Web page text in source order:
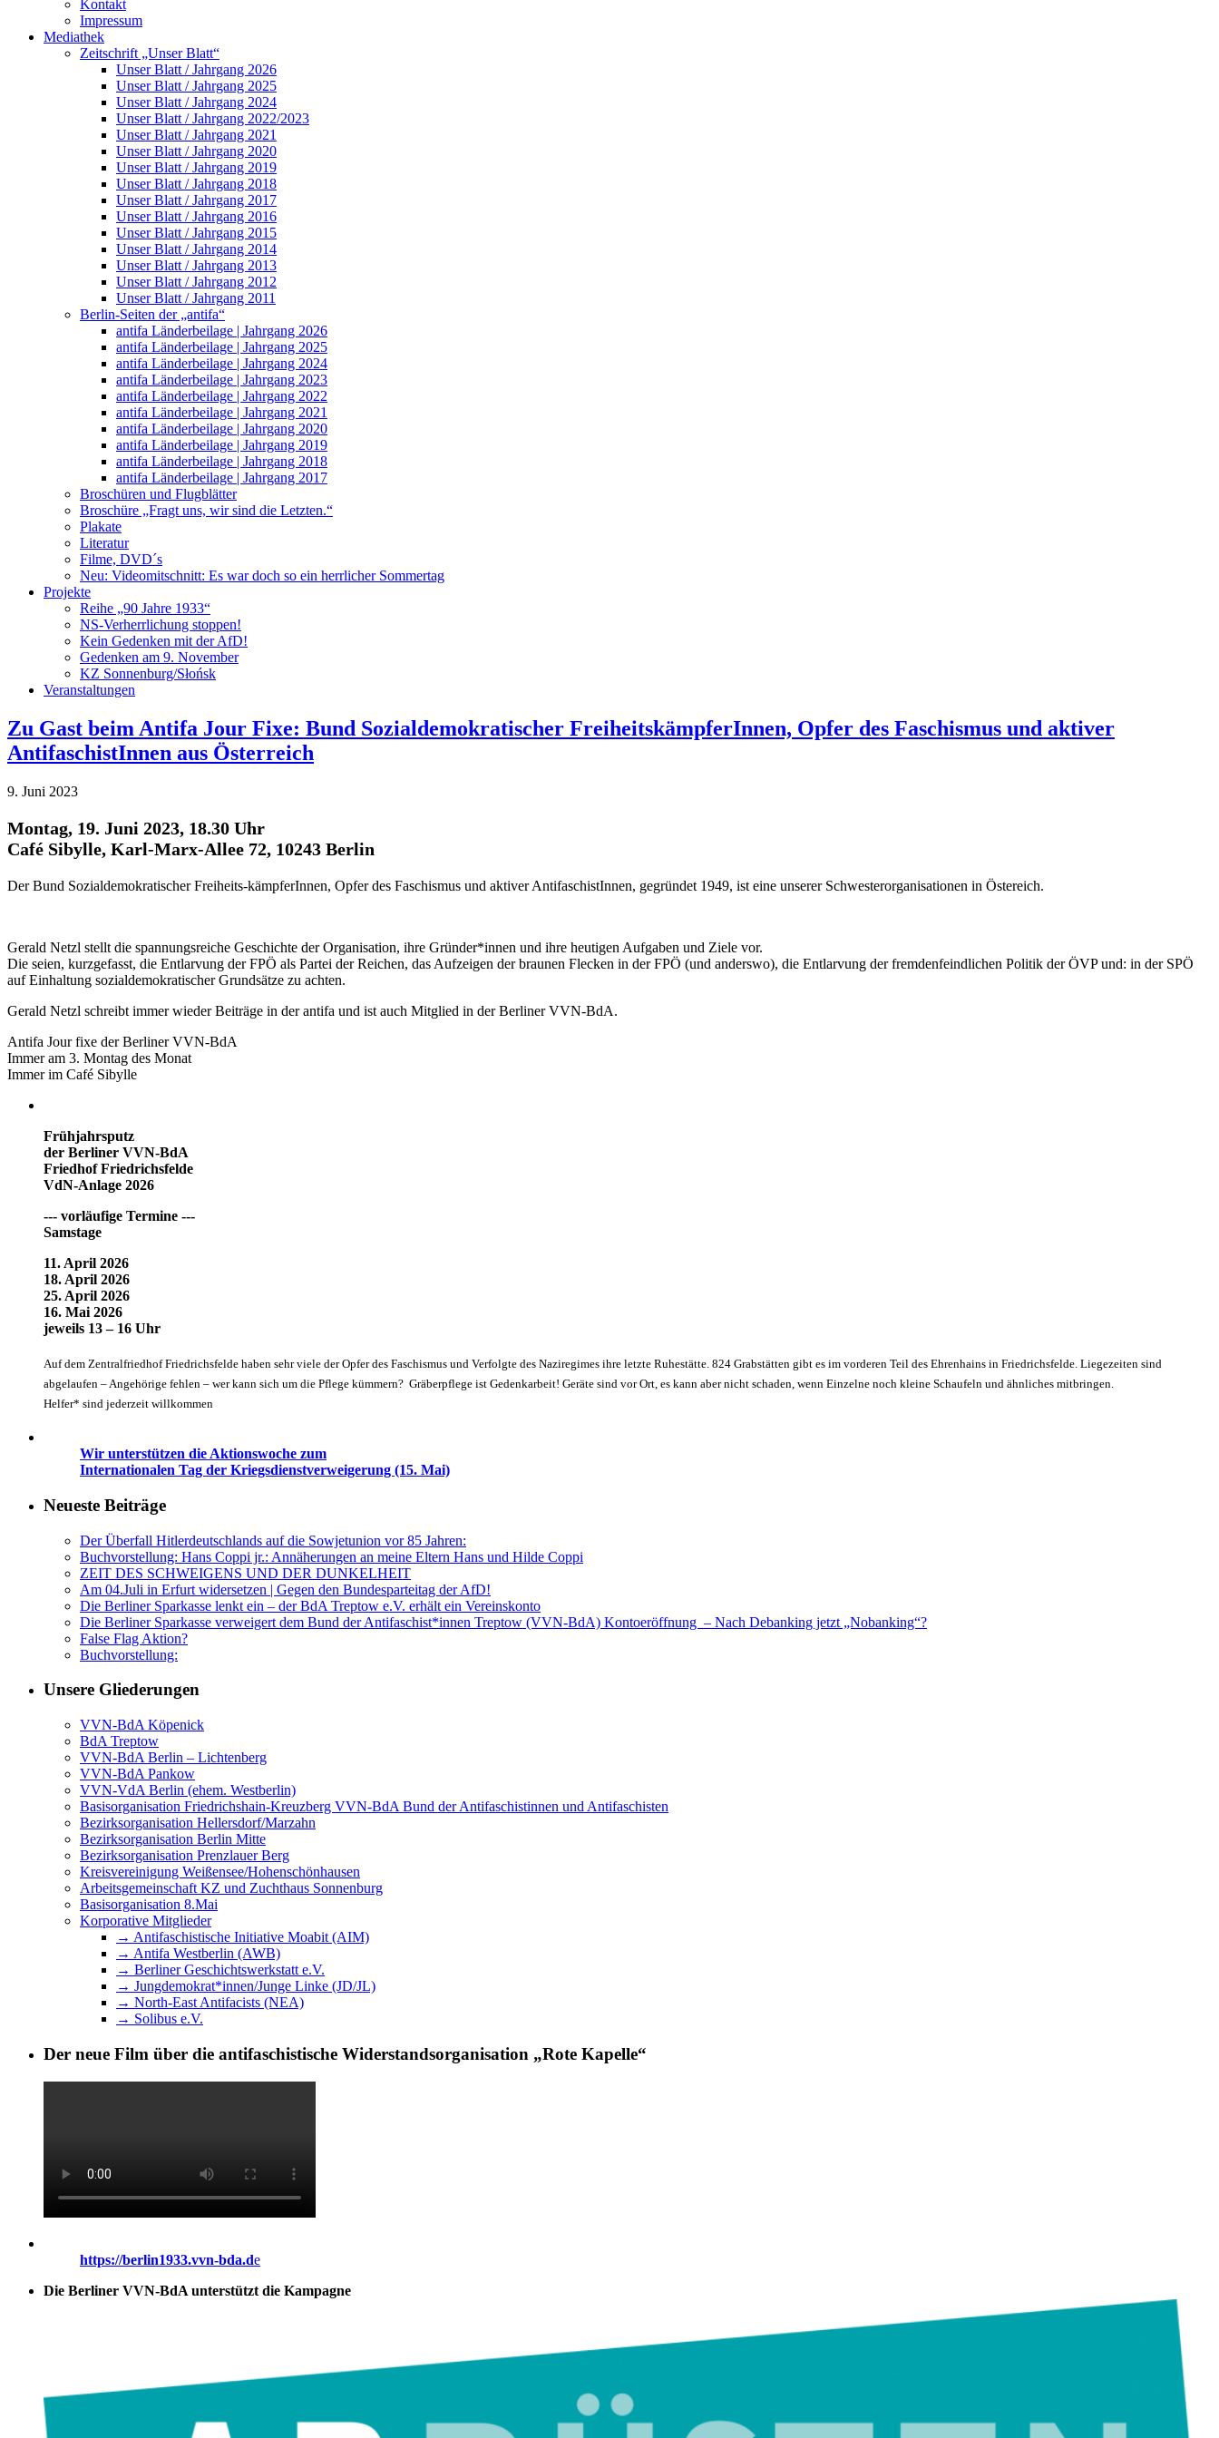
Kontakt
Impressum
Mediathek
Zeitschrift „Unser Blatt“
Unser Blatt / Jahrgang 2026
Unser Blatt / Jahrgang 2025
Unser Blatt / Jahrgang 2024
Unser Blatt / Jahrgang 2022/2023
Unser Blatt / Jahrgang 2021
Unser Blatt / Jahrgang 2020
Unser Blatt / Jahrgang 2019
Unser Blatt / Jahrgang 2018
Unser Blatt / Jahrgang 2017
Unser Blatt / Jahrgang 2016
Unser Blatt / Jahrgang 2015
Unser Blatt / Jahrgang 2014
Unser Blatt / Jahrgang 2013
Unser Blatt / Jahrgang 2012
Unser Blatt / Jahrgang 2011
Berlin-Seiten der „antifa“
antifa Länderbeilage | Jahrgang 2026
antifa Länderbeilage | Jahrgang 2025
antifa Länderbeilage | Jahrgang 2024
antifa Länderbeilage | Jahrgang 2023
antifa Länderbeilage | Jahrgang 2022
antifa Länderbeilage | Jahrgang 2021
antifa Länderbeilage | Jahrgang 2020
antifa Länderbeilage | Jahrgang 2019
antifa Länderbeilage | Jahrgang 2018
antifa Länderbeilage | Jahrgang 2017
Broschüren und Flugblätter
Broschüre „Fragt uns, wir sind die Letzten.“
Plakate
Literatur
Filme, DVD´s
Neu: Videomitschnitt: Es war doch so ein herrlicher Sommertag
Projekte
Reihe „90 Jahre 1933“
NS-Verherrlichung stoppen!
Kein Gedenken mit der AfD!
Gedenken am 9. November
KZ Sonnenburg/Słońsk
Veranstaltungen
Zu Gast beim Antifa Jour Fixe: Bund Sozialdemokratischer FreiheitskämpferInnen, Opfer des Faschismus und aktiver
AntifaschistInnen aus Österreich
9. Juni 2023
Montag, 19. Juni 2023, 18.30 Uhr
Café Sibylle, Karl-Marx-Allee 72, 10243 Berlin
Der Bund Sozialdemokratischer Freiheits-kämpferInnen, Opfer des Faschismus und aktiver AntifaschistInnen, gegründet 1949, ist eine unserer Schwesterorganisationen in Östereich.
Gerald Netzl stellt die spannungsreiche Geschichte der Organisation, ihre Gründer*innen und ihre heutigen Aufgaben und Ziele vor.
Die seien, kurzgefasst, die Entlarvung der FPÖ als Partei der Reichen, das Aufzeigen der braunen Flecken in der FPÖ (und anderswo), die Entlarvung der fremdenfeindlichen Politik der ÖVP und: in der SPÖ
auf Einhaltung sozialdemokratischer Grundsätze zu achten.
Gerald Netzl schreibt immer wieder Beiträge in der antifa und ist auch Mitglied in der Berliner VVN-BdA.
Antifa Jour fixe der Berliner VVN-BdA
Immer am 3. Montag des Monat
Immer im Café Sibylle
Frühjahrsputz
der Berliner VVN-BdA
Friedhof Friedrichsfelde
VdN-Anlage 2026
--- vorläufige Termine ---
Samstage
11. April 2026
18. April 2026
25. April 2026
16. Mai 2026
jeweils 13 – 16 Uhr
Auf dem Zentralfriedhof Friedrichsfelde haben sehr viele der Opfer des Faschismus und Verfolgte des Naziregimes ihre letzte Ruhestätte. 824 Grabstätten gibt es im vorderen Teil des Ehrenhains in Friedrichsfelde. Liegezeiten sind
abgelaufen – Angehörige fehlen – wer kann sich um die Pflege kümmern? Gräberpflege ist Gedenkarbeit! Geräte sind vor Ort, es kann aber nicht schaden, wenn Einzelne noch kleine Schaufeln und ähnliches mitbringen.
Helfer* sind jederzeit willkommen
Wir unterstützen die Aktionswoche zum
Internationalen Tag der Kriegsdienstverweigerung (15. Mai)
Neueste Beiträge
Der Überfall Hitlerdeutschlands auf die Sowjetunion vor 85 Jahren:
Buchvorstellung: Hans Coppi jr.: Annäherungen an meine Eltern Hans und Hilde Coppi
ZEIT DES SCHWEIGENS UND DER DUNKELHEIT
Am 04.Juli in Erfurt widersetzen | Gegen den Bundesparteitag der AfD!
Die Berliner Sparkasse lenkt ein – der BdA Treptow e.V. erhält ein Vereinskonto
Die Berliner Sparkasse verweigert dem Bund der Antifaschist*innen Treptow (VVN-BdA) Kontoeröffnung – Nach Debanking jetzt „Nobanking“?
False Flag Aktion?
Buchvorstellung:
Unsere Gliederungen
VVN-BdA Köpenick
BdA Treptow
VVN-BdA Berlin – Lichtenberg
VVN-BdA Pankow
VVN-VdA Berlin (ehem. Westberlin)
Basisorganisation Friedrichshain-Kreuzberg VVN-BdA Bund der Antifaschistinnen und Antifaschisten
Bezirksorganisation Hellersdorf/Marzahn
Bezirksorganisation Berlin Mitte
Bezirksorganisation Prenzlauer Berg
Kreisvereinigung Weißensee/Hohenschönhausen
Arbeitsgemeinschaft KZ und Zuchthaus Sonnenburg
Basisorganisation 8.Mai
Korporative Mitglieder
→ Antifaschistische Initiative Moabit (AIM)
→ Antifa Westberlin (AWB)
→ Berliner Geschichtswerkstatt e.V.
→ Jungdemokrat*innen/Junge Linke (JD/JL)
→ North-East Antifacists (NEA)
→ Solibus e.V.
Der neue Film über die antifaschistische Widerstandsorganisation „Rote Kapelle“
https://berlin1933.vvn-bda.de
Die Berliner VVN-BdA unterstützt die Kampagne